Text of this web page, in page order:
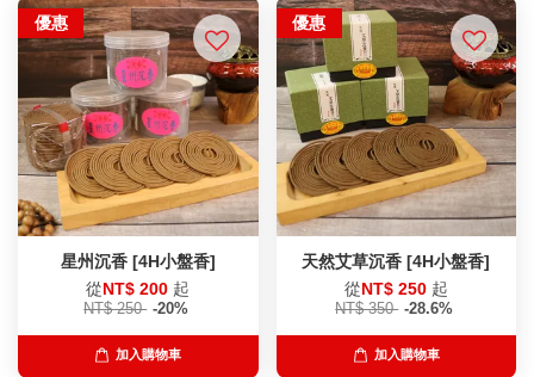
優惠
星州沉香 [4H小盤香]
從NT$ 200 起
NT$ 250 -20%
加入購物車
優惠
天然艾草沉香 [4H小盤香]
從NT$ 250 起
NT$ 350 -28.6%
加入購物車